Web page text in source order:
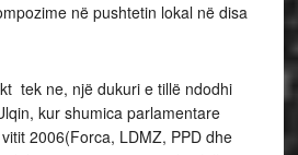
në pushtetin lokal në disa
tek ne, një dukuri e tillë ndodhi
kur shumica parlamentare
2006(Forca, LDMZ, PPD dhe